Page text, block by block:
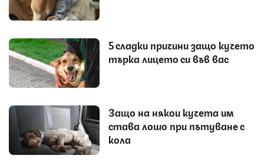
5 сладки причини защо кучето
търка лицето си във вас
Защо на някои кучета им
става лошо при пътуване с
кола